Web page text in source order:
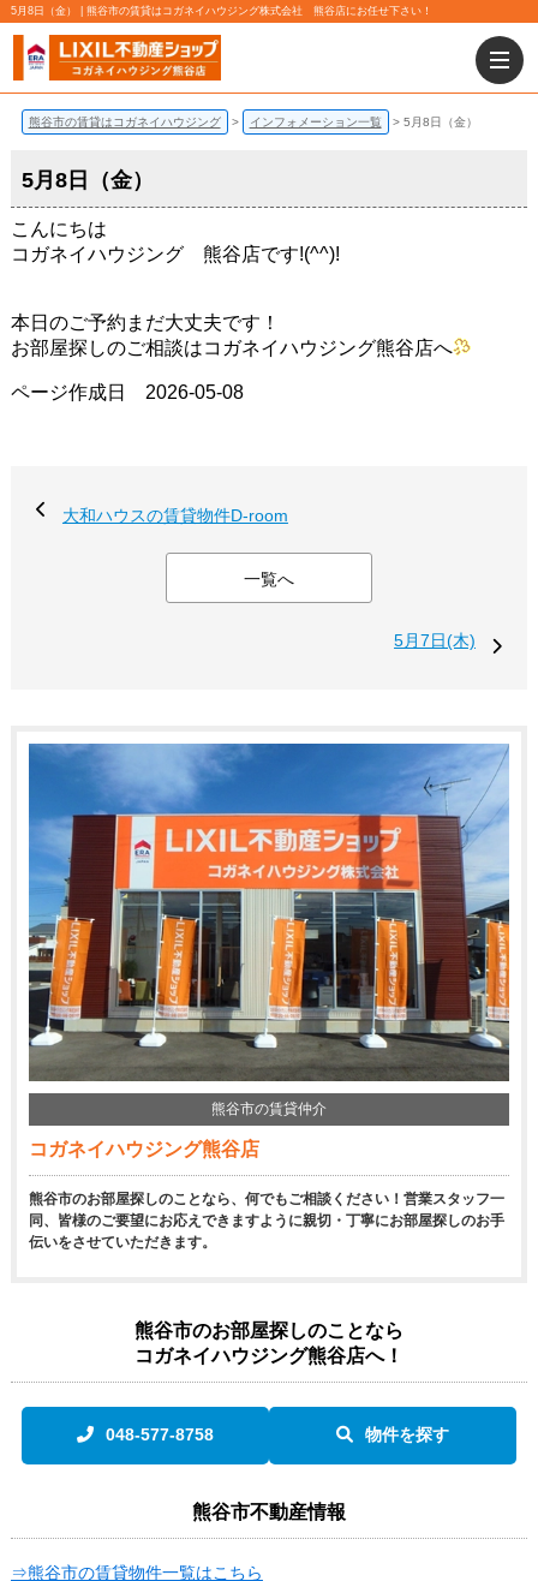
5月8日（金） | 熊谷市の賃貸はコガネイハウジング株式会社 熊谷店にお任せ下さい！
熊谷市の賃貸はコガネイハウジング インフォメーション一覧 5月8日（金）
5月8日（金）
こんにちは
コガネイハウジング 熊谷店です!(^^)!
本日のご予約まだ大丈夫です！
お部屋探しのご相談はコガネイハウジング熊谷店へ
ページ作成日 2026-05-08
大和ハウスの賃貸物件D-room
一覧へ
5月7日(木)
熊谷市の賃貸仲介
コガネイハウジング熊谷店
熊谷市のお部屋探しのことなら、何でもご相談ください！営業スタッフ一
同、皆様のご要望にお応えできますように親切・丁寧にお部屋探しのお手
伝いをさせていただきます。
熊谷市のお部屋探しのことなら
コガネイハウジング熊谷店へ！
048-577-8758 物件を探す
熊谷市不動産情報
⇒熊谷市の賃貸物件一覧はこちら